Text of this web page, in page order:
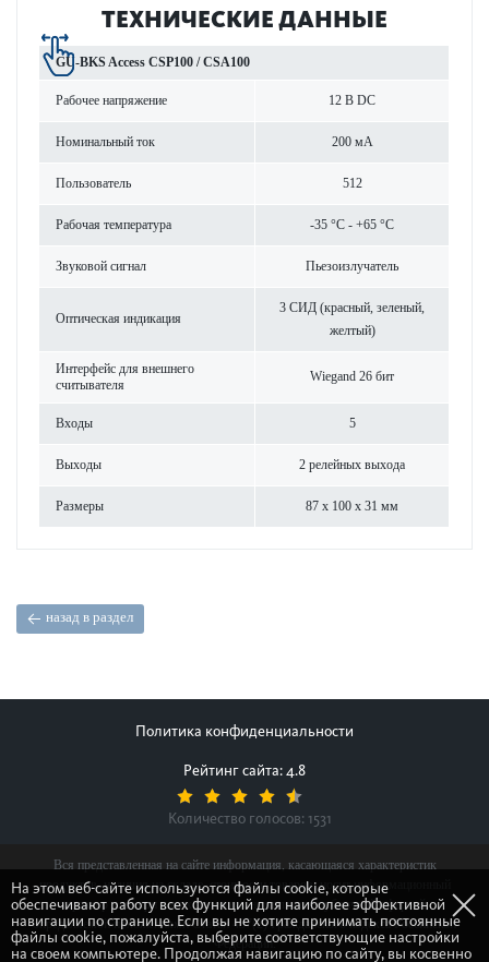
ТЕХНИЧЕСКИЕ ДАННЫЕ
GU-BKS Access CSP100 / CSA100
Рабочее напряжение 12 В DC
Номинальный ток 200 мА
Поль­зователь 512
Рабочая темпер­атура -35 °C - +65 °C
Зву­к­овой сигнал Пье­зо­излучатель
Оптическая индик­ация
3 СИД (красный, зел­еный,
желтый)
Интерфейс для внешнего
считывателя
Wiegand 26 бит
Входы 5
Выходы 2 рел­ейных выхода
Размеры 87 x 100 x 31 мм
назад в раздел
Политика конфиденциальности
Рейтинг сайта: 4.8
Количество голосов: 1531
Вся представленная на сайте информация, касающаяся характеристик
продуктов, наличия на складе, стоимости товаров, носит информационный
характер и ни при каких условиях не является публичной офертой,
определяемой положениями Статьи 437(2) Гражданского кодекса Российской
Федерации.
На этом веб-сайте используются файлы cookie, которые
обеспечивают работу всех функций для наиболее эффективной
навигации по странице. Если вы не хотите принимать постоянные
файлы cookie, пожалуйста, выберите соответствующие настройки
на своем компьютере. Продолжая навигацию по сайту, вы косвенно